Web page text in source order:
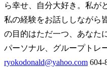
ら幸せ、自分大好き。私が
私の経験をお話ししながら
の目的はただ一つ、あなた
パーソナル、グループトレ
ryokodonald@yahoo.com 604-